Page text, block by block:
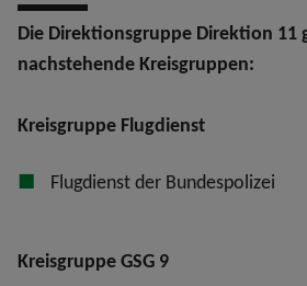
Die Direktionsgruppe Direktion 11
nachstehende Kreisgruppen:
Kreisgruppe Flugdienst
Flugdienst der Bundespolizei
Kreisgruppe GSG 9